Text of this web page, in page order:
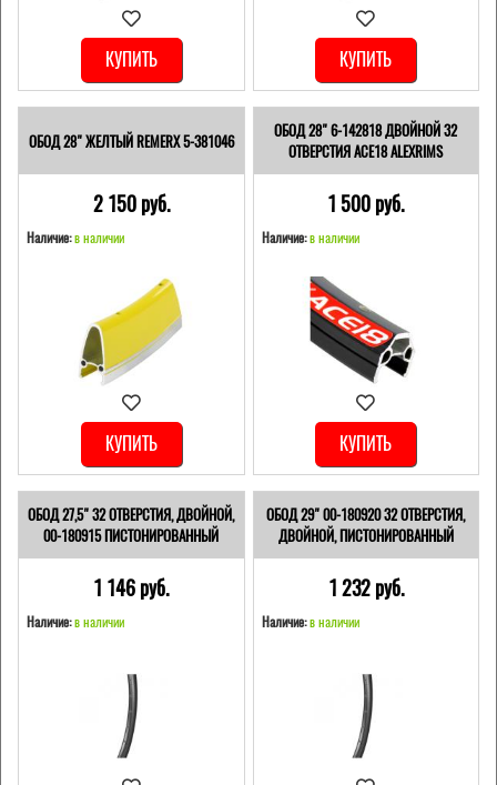
КУПИТЬ КУПИТЬ
ОБОД 28" ЖЕЛТЫЙ REMERX 5-381046
2 150 pуб.
Наличие:в наличии
КУПИТЬ
ОБОД 28" 6-142818 ДВОЙНОЙ 32
ОТВЕРСТИЯ ACE18 ALEXRIMS
1 500 pуб.
Наличие: в наличии
КУПИТЬ
ОБОД 27,5" 32 ОТВЕРСТИЯ, ДВОЙНОЙ,
00-180915 ПИСТОНИРОВАННЫЙ
1 146 pуб.
Наличие:в наличии
ОБОД 29" 00-180920 32 ОТВЕРСТИЯ,
ДВОЙНОЙ, ПИСТОНИРОВАННЫЙ
1 232 pуб.
Наличие: в наличии